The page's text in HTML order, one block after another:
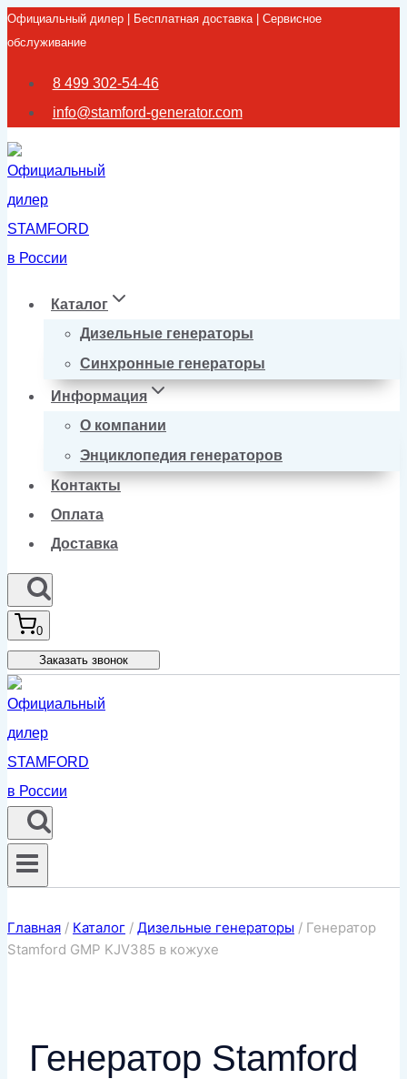
Перейти
к
содержимому
Официальный дилер | Бесплатная доставка | Сервисное
обслуживание
8 499 302-54-46
info@stamford-generator.com
Каталог
Дизельные генераторы
Синхронные генераторы
Информация
О компании
Энциклопедия генераторов
Контакты
Оплата
Доставка
0
Заказать звонок
Главная / Каталог / Дизельные генераторы / Генератор
Stamford GMP KJV385 в кожухе
Генератор Stamford